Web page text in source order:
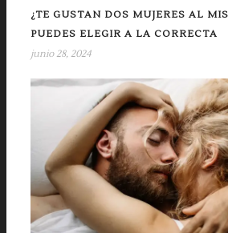
¿TE GUSTAN DOS MUJERES AL
PUEDES ELEGIR A LA CORRECTA
junio 28, 2024